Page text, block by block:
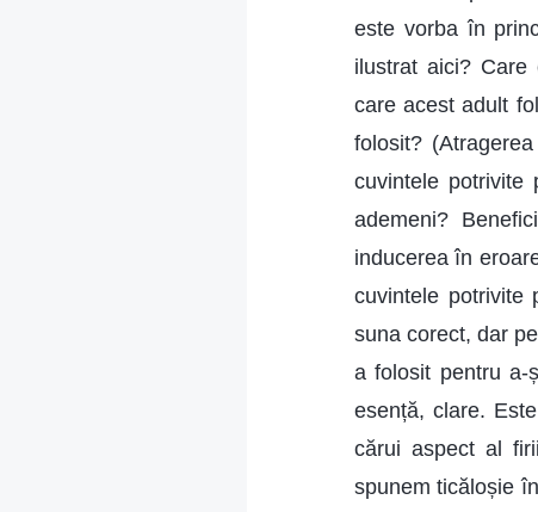
este vorba în
ilustrat aici? Care
care acest adult
folosit?
cuvintele
ademeni?
inducerea în
cuvintele potrivite
suna corect, dar
a folosit pentru a-
esență, clare.
cărui aspect al
spunem ticăloșie